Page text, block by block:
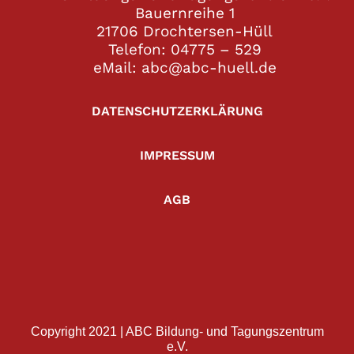
Bauernreihe 1
21706 Drochtersen-Hüll
Telefon: 04775 – 529
eMail: abc@abc-huell.de
DATENSCHUTZERKLÄRUNG
IMPRESSUM
AGB
Copyright 2021 | ABC Bildung- und Tagungszentrum
e.V.